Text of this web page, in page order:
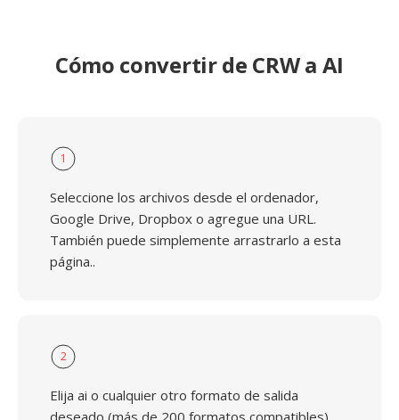
Cómo convertir de CRW a AI
1
Seleccione los archivos desde el ordenador,
Google Drive, Dropbox o agregue una URL.
También puede simplemente arrastrarlo a esta
página..
2
Elija ai o cualquier otro formato de salida
deseado (más de 200 formatos compatibles)